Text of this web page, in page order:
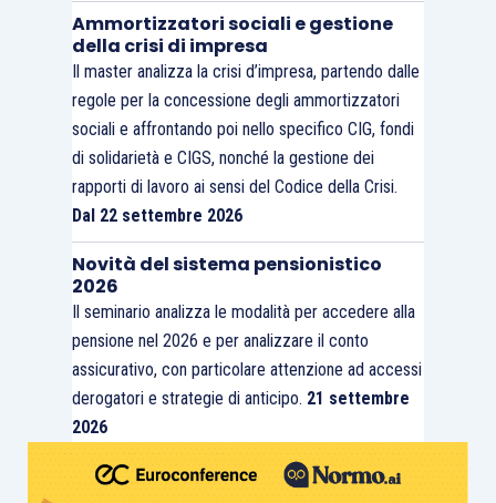
Ammortizzatori sociali e gestione
della crisi di impresa
Il master analizza la crisi d’impresa, partendo dalle
regole per la concessione degli ammortizzatori
sociali e affrontando poi nello specifico CIG, fondi
di solidarietà e CIGS, nonché la gestione dei
rapporti di lavoro ai sensi del Codice della Crisi.
Dal 22 settembre 2026
Novità del sistema pensionistico
2026
Il seminario analizza le modalità per accedere alla
pensione nel 2026 e per analizzare il conto
assicurativo, con particolare attenzione ad accessi
derogatori e strategie di anticipo. 21 settembre
2026